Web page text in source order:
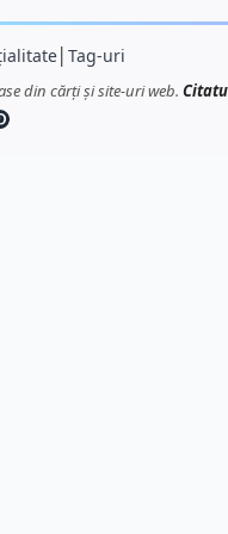
│ Tag-uri
din cărți și site-uri web.